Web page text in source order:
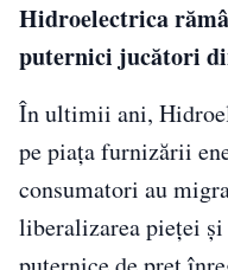
Hidroelectrica
puternici jucători
În ultimii ani,
pe piața furnizării
consumatori au
liberalizarea pieței